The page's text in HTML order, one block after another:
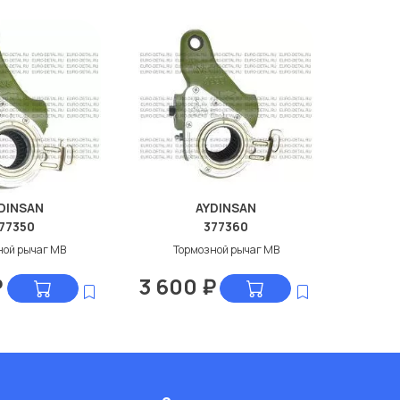
рычаг МВ
AYDINSAN
377360
Тормозной рычаг МВ
3 600 ₽